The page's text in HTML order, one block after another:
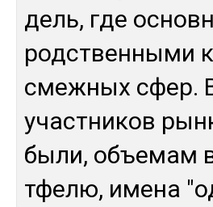
дель, где
родс­твен­ны­ми
смеж­ных сфер.
учас­тни­ков
бы­ли, объ­емам
тфе­лю, име­на